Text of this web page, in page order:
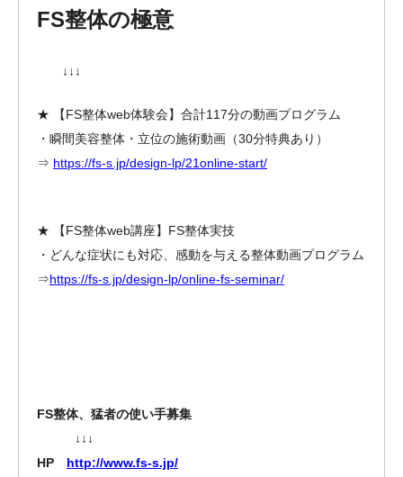
FS整体の極意
↓↓↓
★ 【FS整体web体験会】合計117分の動画プログラム
・瞬間美容整体・立位の施術動画（30分特典あり）
⇒ https://fs-s.jp/design-lp/21online-start/
★ 【FS整体web講座】FS整体実技
・どんな症状にも対応、感動を与える整体動画プログラム
⇒https://fs-s.jp/design-lp/online-fs-seminar/
FS整体、猛者の使い手募集
↓↓↓
HP http://www.fs-s.jp/